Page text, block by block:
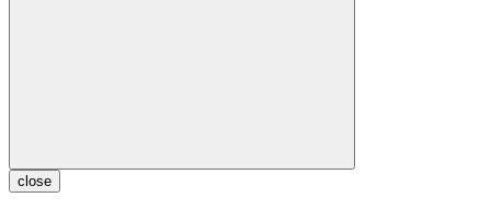
close